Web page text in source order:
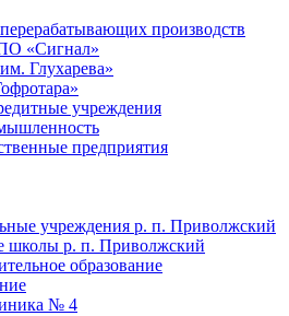
производств
«Сигнал»
Глухарева»
учреждения
предприятия
учреждения р. п. Приволжский
школы р. п. Приволжский
образование
№ 4